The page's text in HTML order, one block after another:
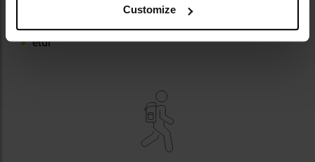
Customize
zegarek Heavy Water Diver Nightwatch Bracelet -
Black
etui